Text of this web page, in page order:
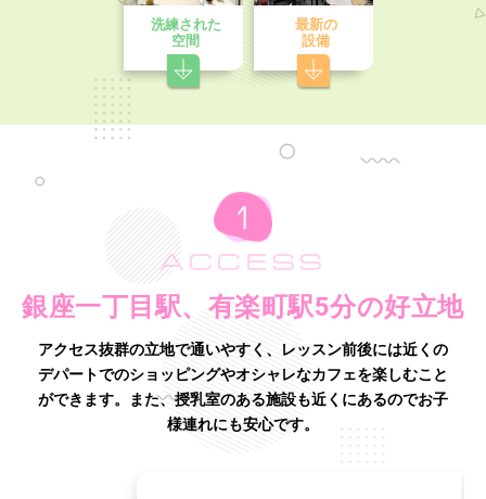
洗練された
空間
最新の
設備
ACCESS
銀座一丁目駅、有楽町駅5分の好立地
アクセス抜群の立地で通いやすく、レッスン前後には近くの
デパートでのショッピングやオシャレなカフェを楽しむこと
ができます。
また、授乳室のある施設も近くにあるのでお子
様連れにも安心です。